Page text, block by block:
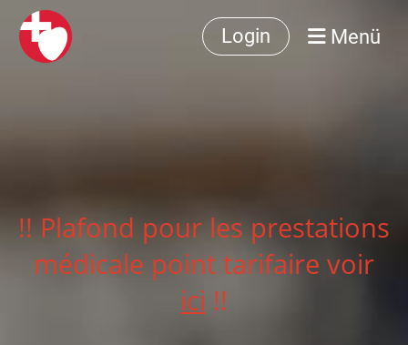
Login Menü
!! Plafond pour les prestations
médicale point tarifaire voir
ici !!